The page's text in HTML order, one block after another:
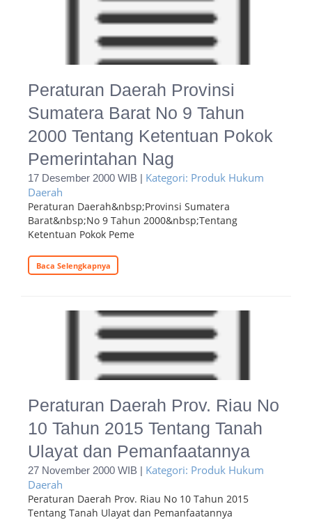
Peraturan Daerah Provinsi
Sumatera Barat No 9 Tahun
2000 Tentang Ketentuan Pokok
Pemerintahan Nag
17 Desember 2000 WIB | Kategori: Produk Hukum
Daerah
Peraturan Daerah&nbsp;Provinsi Sumatera
Barat&nbsp;No 9 Tahun 2000&nbsp;Tentang
Ketentuan Pokok Peme
Baca Selengkapnya
Peraturan Daerah Prov. Riau No
10 Tahun 2015 Tentang Tanah
Ulayat dan Pemanfaatannya
27 November 2000 WIB | Kategori: Produk Hukum
Daerah
Peraturan Daerah Prov. Riau No 10 Tahun 2015
Tentang Tanah Ulayat dan Pemanfaatannya